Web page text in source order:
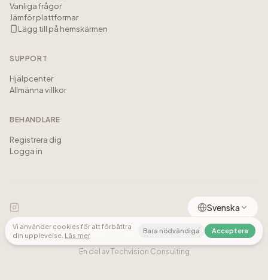
Vanliga frågor
Jämför plattformar
Lägg till på hemskärmen
SUPPORT
Hjälpcenter
Allmänna villkor
BEHANDLARE
Registrera dig
Logga in
Svenska
© 2026 Treat:Oh.
Alla rättigheter förbehållna.
En del av Techvision Consulting
Vi använder cookies för att förbättra
din upplevelse. Läs mer
Bara nödvändiga Acceptera